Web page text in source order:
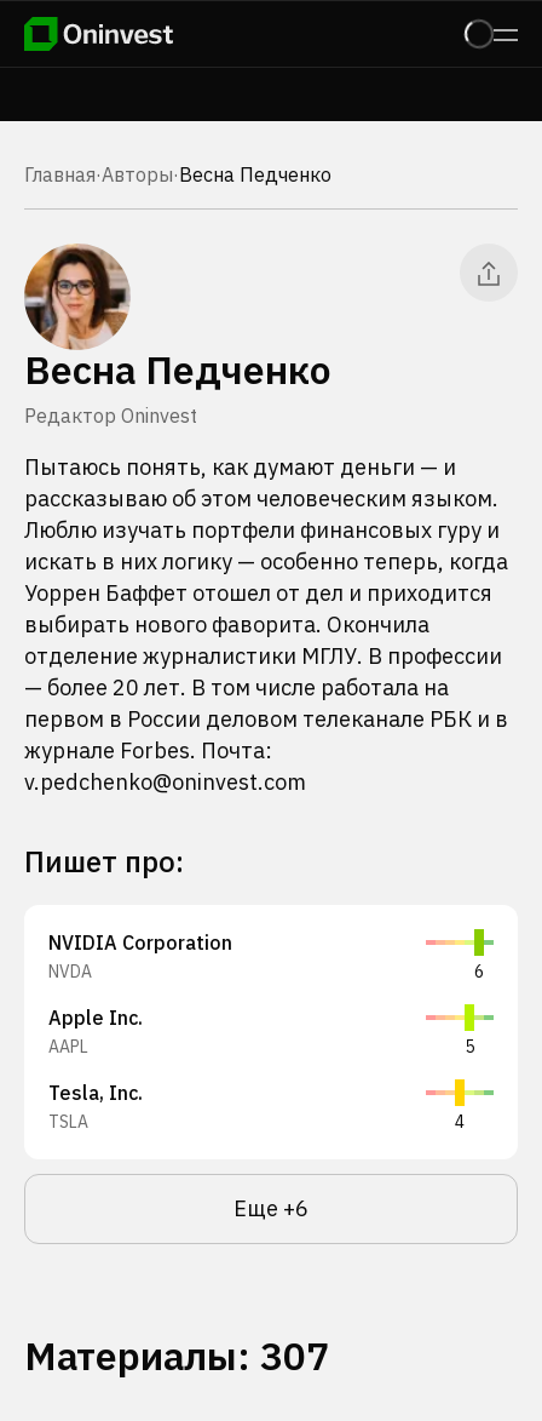
Главная·Авторы·Весна Педченко
Весна Педченко
Редактор Oninvest
Пытаюсь понять, как думают деньги — и
рассказываю об этом человеческим языком.
Люблю изучать портфели финансовых гуру и
искать в них логику — особенно теперь, когда
Уоррен Баффет отошел от дел и приходится
выбирать нового фаворита. Окончила
отделение журналистики МГЛУ. В профессии
— более 20 лет. В том числе работала на
первом в России деловом телеканале РБК и в
журнале Forbes. Почта:
v.pedchenko@oninvest.com
Пишет про:
NVIDIA Corporation
NVDA 6
Apple Inc.
AAPL 5
Tesla, Inc.
TSLA 4
Еще +6
Материалы: 307